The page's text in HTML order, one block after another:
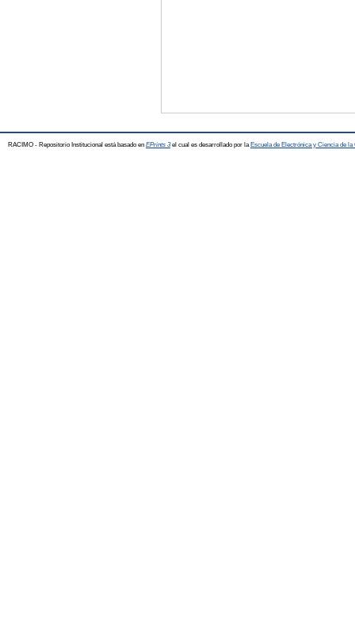
RACIMO - Repositorio Institucional está basado en EPrints 3el cual es desarrollado por la Escuela de Electrónica y Ciencia de la